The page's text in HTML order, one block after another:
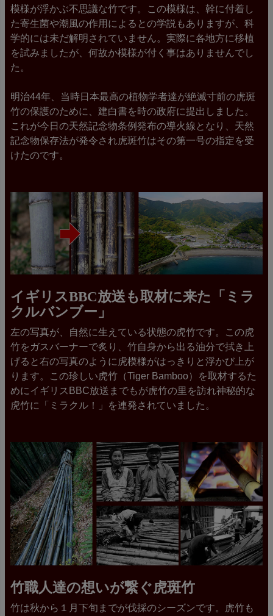
模様が浮かぶ不思議な竹です。この模様は、幹に付着し
た寄生菌や潮風の作用によるとの学説もありますが、科
学的には未だ解明されていません。実際に各地方に移植
を試みましたが、何故か模様が付く事はありませんでし
た。
明治44年、当時日本最高の植物学者達が絶滅寸前の虎斑
竹の保護のために、建白書を時の政府に提出しました。
これが今日の天然記念物条例発布の導火線となり、天然
記念物保存法が発令され虎斑竹はその第一号の指定を受
けたのです。
イギリスBBC放送も取材に来た「ミラ
クルバンブー」
左の写真が、自然に生えている状態の虎竹です。この虎
竹をガスバーナーで炙り、竹自身から出る油分で拭き上
げると右の写真のように虎模様がはっきりと浮かび上が
ります。この珍しい虎竹（Tiger Bamboo）を取材するた
めにイギリスBBC放送までもが虎竹の里を訪れ神秘的な
虎竹に「ミラクル！」を連発されていました。
竹職人達の想いが繋ぐ虎斑竹
竹は秋から１月下旬までが伐採のシーズンです。虎竹も